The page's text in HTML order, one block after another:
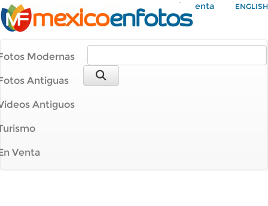
Mi Cuenta ENGLISH
Modernas
Antiguas
Antiguos
Venta